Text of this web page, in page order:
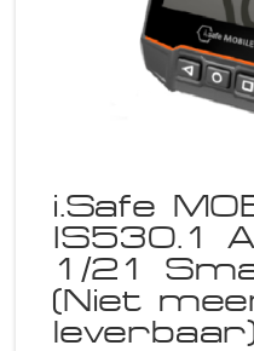
i.Safe
IS530.1
1/21
(Niet